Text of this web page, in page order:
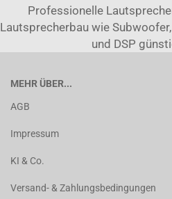
Professionelle
Lautsprecherbau wie
und DSP
MEHR ÜBER...
AGB
Impressum
KI & Co.
Versand- & Zahlungsbedingungen